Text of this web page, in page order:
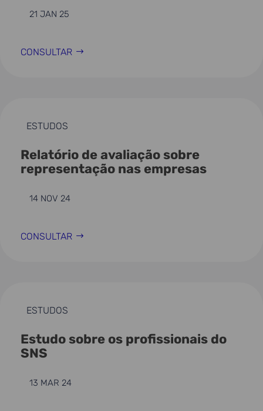
21 JAN 25
CONSULTAR
ESTUDOS
Relatório de avaliação sobre
representação nas empresas
14 NOV 24
CONSULTAR
ESTUDOS
Estudo sobre os profissionais do
SNS
13 MAR 24